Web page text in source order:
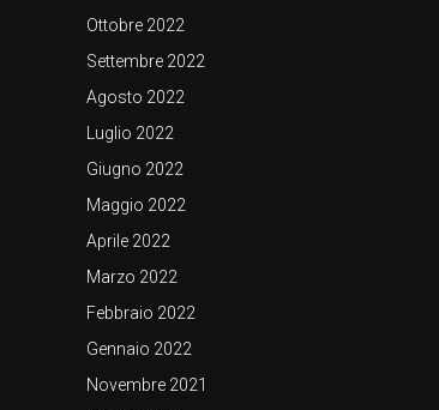
Ottobre 2022
Settembre 2022
Agosto 2022
Luglio 2022
Giugno 2022
Maggio 2022
Aprile 2022
Marzo 2022
Febbraio 2022
Gennaio 2022
Novembre 2021